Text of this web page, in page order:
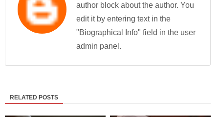
author block about the author. You
edit it by entering text in the
"Biographical Info" field in the user
admin panel.
RELATED POSTS